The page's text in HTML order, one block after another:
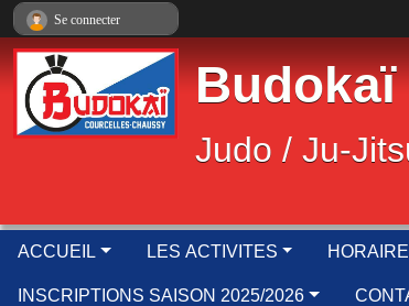
Budokaï
Judo / Ju-
ACCUEIL LES ACTIVITES
INSCRIPTIONS SAISON 2025/2026
Se connecter
Panneau de gestion des cookies